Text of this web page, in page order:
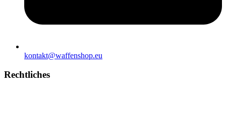
kontakt@waffenshop.eu
Rechtliches